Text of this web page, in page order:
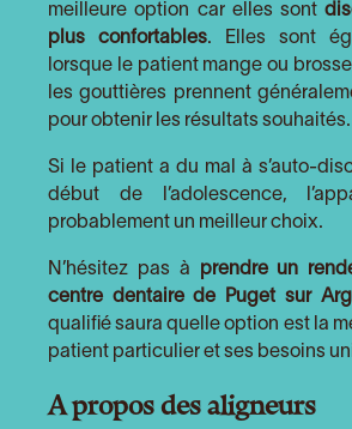
meilleure option car elles sont
plus confortables. Elles sont
lorsque le patient mange ou
les gouttières prennent
pour obtenir les résultats souhaités.
Si le patient a du mal à s’auto-
début de l’adolescence,
probablement un meilleur choix.
N’hésitez pas à
prendre un
centre dentaire de Puget sur
qualifié saura quelle option est la
patient particulier et ses besoins
A propos des aligneurs